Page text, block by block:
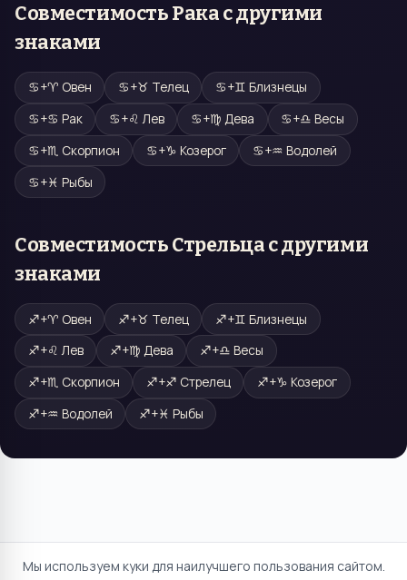
СовместимостьРакас другими
знаками
♋+♈ Овен ♋+♉ Телец ♋+♊ Близнецы
♋+♋ Рак ♋+♌ Лев ♋+♍ Дева ♋+♎ Весы
♋+♏ Скорпион ♋+♑ Козерог ♋+♒ Водолей
♋+♓ Рыбы
СовместимостьСтрельцас другими
знаками
♐+♈ Овен ♐+♉ Телец ♐+♊ Близнецы
♐+♌ Лев ♐+♍ Дева ♐+♎ Весы
♐+♏ Скорпион ♐+♐ Стрелец ♐+♑ Козерог
♐+♒ Водолей ♐+♓ Рыбы
Мы используем куки для наилучшего пользования сайтом.